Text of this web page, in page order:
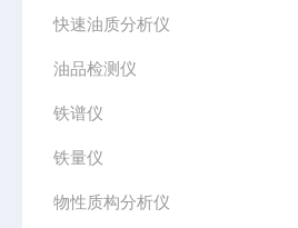
快速油质分析仪
油品检测仪
铁谱仪
铁量仪
物性质构分析仪